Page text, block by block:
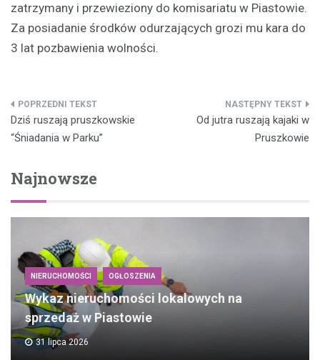
zatrzymany i przewieziony do komisariatu w Piastowie.
Za posiadanie środków odurzających grozi mu kara do
3 lat pozbawienia wolności.
Nawigacja
wpisu
Dziś ruszają pruszkowskie
“Śniadania w Parku”
Od jutra ruszają kajaki w
Pruszkowie
Najnowsze
NIERUCHOMOŚCI OGŁOSZENIA
Wykaz nieruchomości lokalowych na
sprzedaż w Piastowie
31 lipca 2026